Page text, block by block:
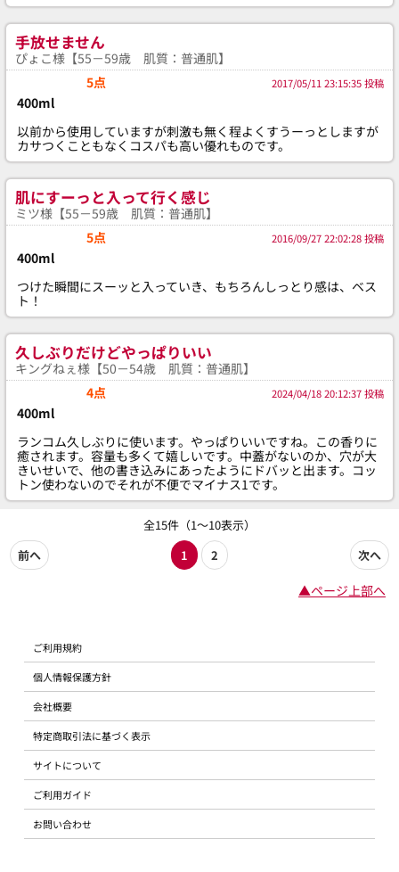
手放せません
ぴょこ様【55－59歳 肌質：普通肌】
5点
2017/05/11 23:15:35 投稿
400ml
以前から使用していますが刺激も無く程よくすうーっとしますが
カサつくこともなくコスパも高い優れものです。
肌にすーっと入って行く感じ
ミツ様【55－59歳 肌質：普通肌】
5点
2016/09/27 22:02:28 投稿
400ml
つけた瞬間にスーッと入っていき、もちろんしっとり感は、ベス
ト！
久しぶりだけどやっぱりいい
キングねぇ様【50－54歳 肌質：普通肌】
4点
2024/04/18 20:12:37 投稿
400ml
ランコム久しぶりに使います。やっぱりいいですね。この香りに
癒されます。容量も多くて嬉しいです。中蓋がないのか、穴が大
きいせいで、他の書き込みにあったようにドバッと出ます。コッ
トン使わないのでそれが不便でマイナス1です。
全15件（1～10表示）
前へ
1 2 次へ
▲ページ上部へ
ご利用規約
個人情報保護方針
会社概要
特定商取引法に基づく表示
サイトについて
ご利用ガイド
お問い合わせ